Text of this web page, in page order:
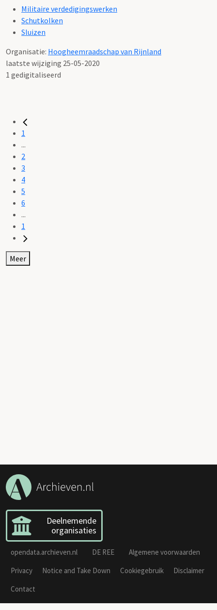
Militaire verdedigingswerken
Schutkolken
Sluizen
Organisatie: Hoogheemraadschap van Rijnland
laatste wijziging 25-05-2020
1 gedigitaliseerd
1
...
2
3
4
5
6
...
1
Meer
Deelnemende
organisaties
opendata.archieven.nl DE REE
Algemene voorwaarden
Privacy
Notice and Take Down Cookiegebruik
Disclaimer
Contact